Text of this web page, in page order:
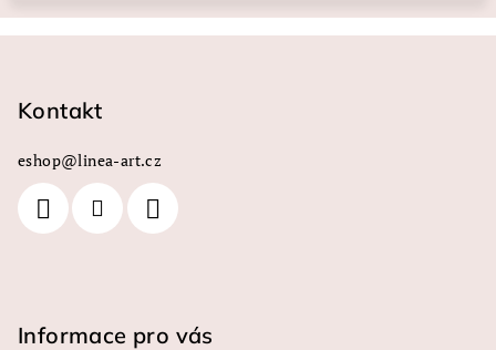
Kontakt
eshop@linea-art.cz
Informace pro vás